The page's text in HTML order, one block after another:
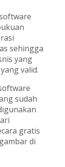
sehingga
yang
valid.
sudah
gratis
di